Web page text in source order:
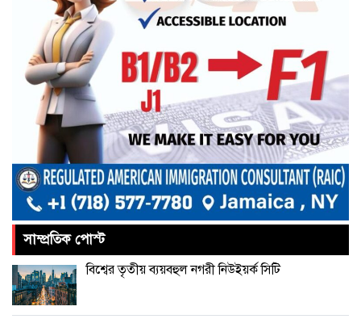
আমরা প্রতিদ্বন্দ্বিতাপূর্ণ নির্বাচন চাই: না‌ছিম
পাকিস্তানে থানায় ‘আত্মঘাতী’ হামলায়
নিহত ৬, আহত ২৫
ভূরাজনীতির নেতিবাচক প্রভাব পড়তে শুরু
করেছে: এফবিসিসিআই
চীনের বেল্ট অ্যান্ড রোড উদ্যোগে আর
থাকছে না ইতালি
সাম্প্রতিক পোস্ট
বিশ্বের তৃতীয় ব্যয়বহুল নগরী নিউইয়র্ক সিটি